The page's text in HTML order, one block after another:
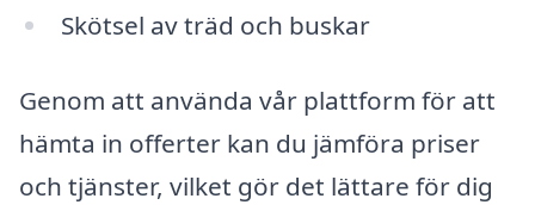
Skötsel av träd och buskar
Genom att använda vår plattform för att
hämta in offerter kan du jämföra priser
och tjänster, vilket gör det lättare för dig